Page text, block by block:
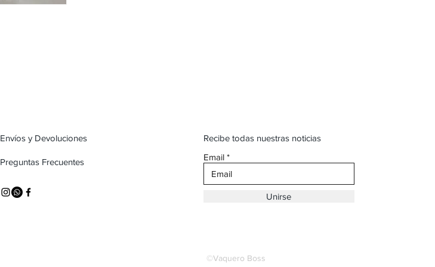
Envíos y Devoluciones
Preguntas Frecuentes
Recibe todas nuestras noticias
Email
Unirse
©Vaquero Boss